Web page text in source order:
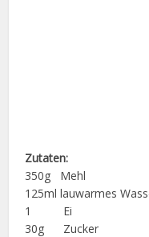
Zutaten:
350g Mehl
125ml lauwarmes
1 Ei
30g Zucker